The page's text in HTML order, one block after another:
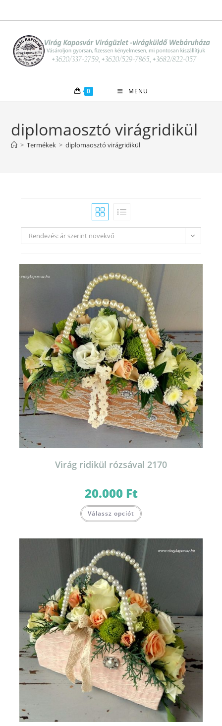
to
0 MENU
diplomaosztó virágridikül
> Termékek > diplomaosztó virágridikül
Rendezés: ár szerint növekvő
Virág ridikül rózsával 2170
20.000 Ft
Válassz opciót